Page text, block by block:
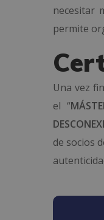
necesitar
permite
Una vez
el “
de socios